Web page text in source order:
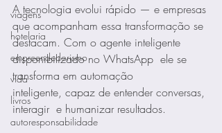
viagens
hotelaria
empreendedorismo
vida
livros
autoresponsabilidade
A tecnologia evolui rápido — e empresas
que acompanham essa transformação se
destacam. Com o agente inteligente
disponibilizado no WhatsApp  ele se
transforma em automação
inteligente, capaz de entender conversas,
interagir  e humanizar resultados.